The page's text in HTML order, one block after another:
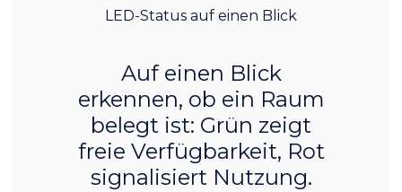
LED-Status auf einen Blick
Auf einen Blick
erkennen, ob ein Raum
belegt ist: Grün zeigt
freie Verfügbarkeit, Rot
signalisiert Nutzung.